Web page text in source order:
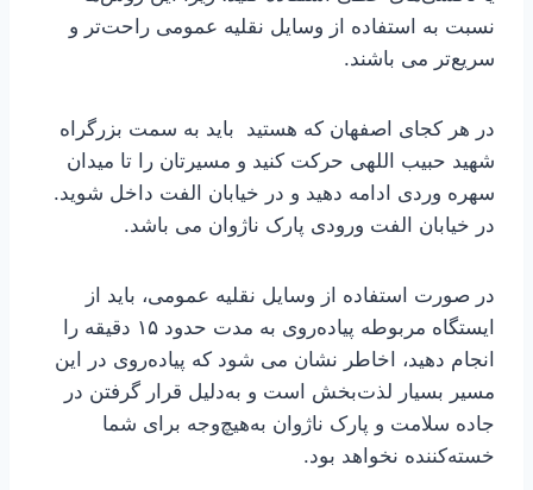
نسبت به استفاده از وسایل نقلیه عمومی راحت‌تر و
سریع‌تر می باشند.
در هر کجای اصفهان که هستید باید به سمت بزرگراه
شهید حبیب اللهی حرکت کنید و مسیرتان را تا میدان
سهره وردی ادامه دهید و در خیابان الفت داخل شوید.
در خیابان الفت ورودی پارک ناژوان می باشد.
در صورت استفاده از وسایل نقلیه عمومی، باید از
ایستگاه مربوطه پیاده‌روی به مدت حدود ۱۵ دقیقه را
انجام دهید، اخاطر نشان می شود که پیاده‌روی در این
مسیر بسیار لذت‌بخش است و به‌دلیل قرار گرفتن در
جاده سلامت و پارک ناژوان به‌هیچ‌وجه برای شما
خسته‌کننده نخواهد بود.